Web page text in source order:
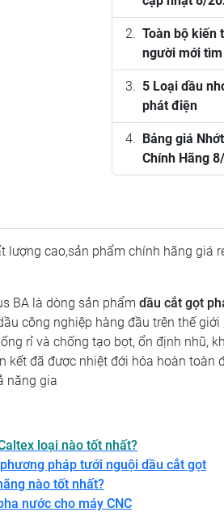
Toàn bộ kiến
người mới
5 Loại dầu
phát điện
Bảng giá
Chính Hãng
lượng cao,sản phẩm chính hãng giá
BA là dòng sản phẩm dầu cắt gọt
công nghiệp hàng đầu trên thế
rỉ và chống tạo bọt, ổn định nhũ,
kết đã được nhiệt đới hóa hoàn toàn
năng gia
loại nào tốt nhất?
pháp tưới nguội dầu cắt gọt
nào tốt nhất?
nước cho máy CNC